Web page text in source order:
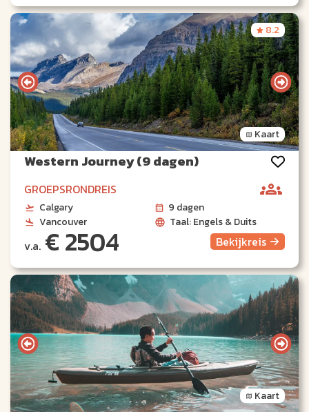
8.2
Kaart
Western Journey (9 dagen)
GROEPSRONDREIS
Calgary
9 dagen
Vancouver
Taal: Engels & Duits
v.a. € 2504 Bekijkreis
Kaart